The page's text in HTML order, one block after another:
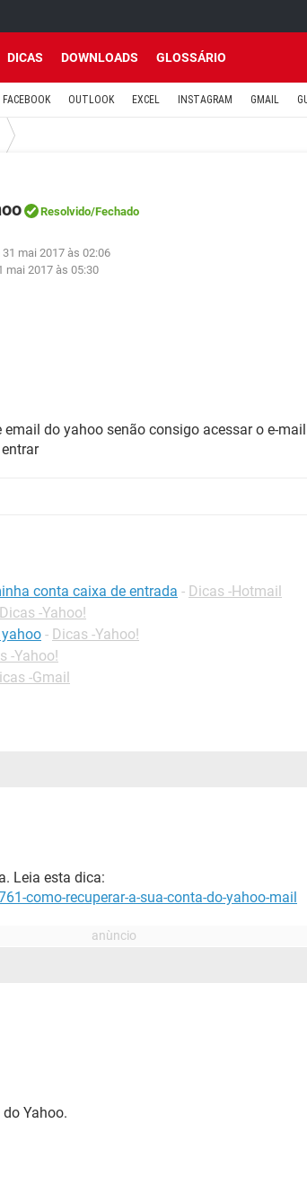
DICAS DOWNLOADS GLOSSÁRIO
FACEBOOK OUTLOOK EXCEL INSTAGRAM GMAIL
Resolvido/Fechado
mai 2017 às 02:06
mai 2017 às 05:30
email do yahoo senão consigo acessar o e-
conta caixa de entrada - Dicas -Hotmail
Dicas -Yahoo!
- Dicas -Yahoo!
-Yahoo!
-Gmail
Leia esta dica:
como-recuperar-a-sua-conta-do-yahoo-mail
Yahoo.